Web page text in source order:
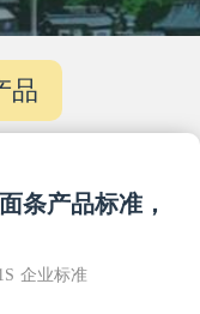
品
条产品标准，
企业标准